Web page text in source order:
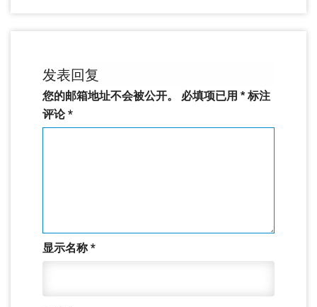
发表回复
您的邮箱地址不会被公开。 必填项已用 * 标注
评论*
显示名称*